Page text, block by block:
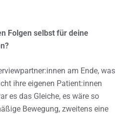
Folgen selbst für deine
am Ende, was
ihre eigenen Patient:innen
es das Gleiche, es wäre so
Bewegung, zweitens eine